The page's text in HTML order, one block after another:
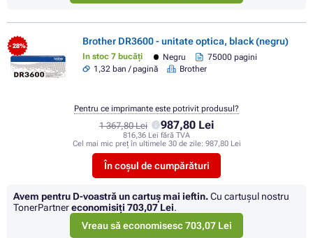
- 28% Brother DR3600 - unitate optica, black (negru)
In stoc 7 bucăți Negru
75000 pagini
1,32 ban / pagină
Brother
1 367,80 Lei 987,80 Lei
816,36 Lei fără TVA
Cel mai mic preț în ultimele 30 de zile: 987,80 Lei
În coșul de cumpărături
Pentru ce imprimante este potrivit produsul?
Avem pentru D-voastră un cartuș mai ieftin.Cu cartuşul nostru
TonerPartnereconomisiţi 703,07 Lei.
Vreau să economisesc 703,07 Lei